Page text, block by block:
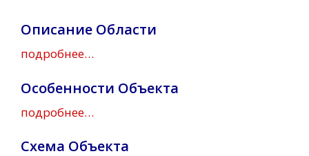
Описание Области
подробнее…
Особенности Объекта
подробнее…
Схема Объекта